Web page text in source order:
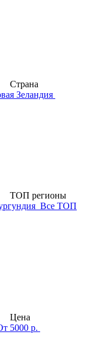
Страна
Зеландия
ТОП регионы
Все ТОП
Цена
5000 р.